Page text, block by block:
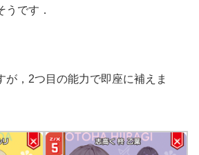
うです．
が，2つ目の能力で即座に補えま